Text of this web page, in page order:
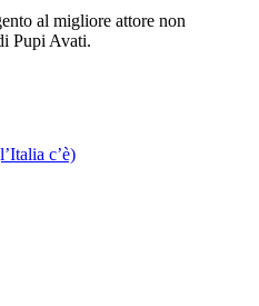
al migliore attore non
Pupi Avati.
c’è)